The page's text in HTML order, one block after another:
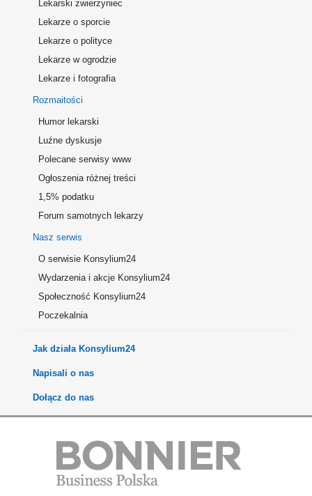
Lekarski zwierzyniec
Lekarze o sporcie
Lekarze o polityce
Lekarze w ogrodzie
Lekarze i fotografia
Rozmaitości
Humor lekarski
Luźne dyskusje
Polecane serwisy www
Ogłoszenia różnej treści
1,5% podatku
Forum samotnych lekarzy
Nasz serwis
O serwisie Konsylium24
Wydarzenia i akcje Konsylium24
Społeczność Konsylium24
Poczekalnia
Jak działa Konsylium24
Napisali o nas
Dołącz do nas